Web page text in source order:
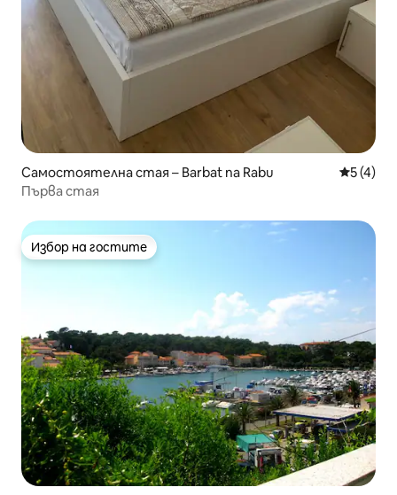
Самостоятелна стая – Barbat na Rabu Средна
5 (4)
Първа стая
Избор на гостите
Избор на гостите